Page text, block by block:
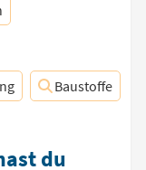
Baustoffe
du